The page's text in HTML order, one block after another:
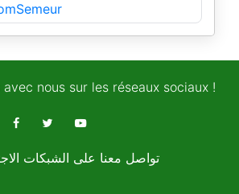
nous sur les réseaux sociaux !
! تواصل معنا على الشبكات